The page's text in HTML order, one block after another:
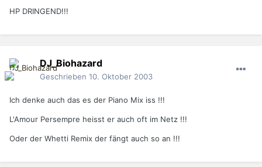
HP DRINGEND!!!
DJ_Biohazard
Geschrieben 10. Oktober 2003
Ich denke auch das es der Piano Mix iss !!!
L'Amour Persempre heisst er auch oft im Netz !!!
Oder der Whetti Remix der fängt auch so an !!!